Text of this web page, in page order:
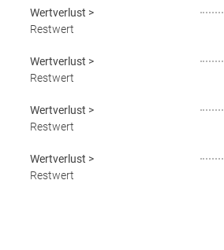
Wertverlust >
Restwert
Wertverlust >
Restwert
Wertverlust >
Restwert
Wertverlust >
Restwert